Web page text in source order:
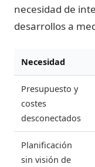
necesidad de
desarrollos a
Necesidad
Presupuesto y
costes
desconectados
Planificación
sin visión de